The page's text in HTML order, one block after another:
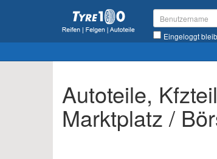
Eingeloggt
Autoteile,
Marktplatz /